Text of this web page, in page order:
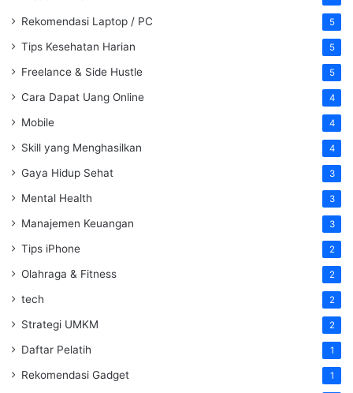
Rekomendasi Laptop / PC 5
Tips Kesehatan Harian 5
Freelance & Side Hustle 5
Cara Dapat Uang Online 4
Mobile 4
Skill yang Menghasilkan 4
Gaya Hidup Sehat 3
Mental Health 3
Manajemen Keuangan 3
Tips iPhone 2
Olahraga & Fitness 2
tech 2
Strategi UMKM 2
Daftar Pelatih 1
Rekomendasi Gadget 1